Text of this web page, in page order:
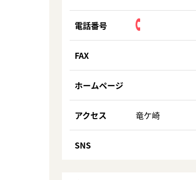
電話番号
FAX
ホームページ
アクセス 竜ケ崎
SNS